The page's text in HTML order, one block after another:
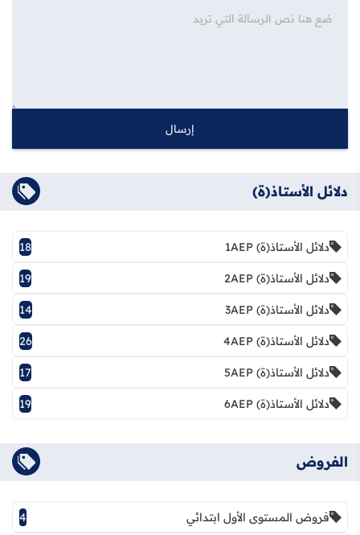
دلائل الأستاذ(ة)
دلائل الأستاذ(ة) 1AEP 18
دلائل الأستاذ(ة) 2AEP 19
دلائل الأستاذ(ة) 3AEP 14
دلائل الأستاذ(ة) 4AEP 26
دلائل الأستاذ(ة) 5AEP 17
دلائل الأستاذ(ة) 6AEP 19
الفروض
فروض المستوى الأول ابتدائي 4